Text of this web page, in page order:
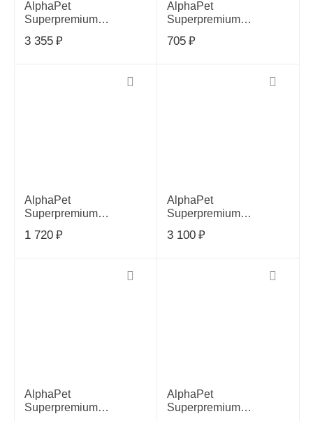
AlphaPet
Superpremium
взрослых собак мелких
3 355 ₽
AlphaPet
Superpremium
взрослых собак мелких
705 ₽
AlphaPet
Superpremium
взрослых собак мелких
1 720 ₽
AlphaPet
Superpremium
взрослых собак мелких
3 100 ₽
AlphaPet
Superpremium
AlphaPet
Superpremium